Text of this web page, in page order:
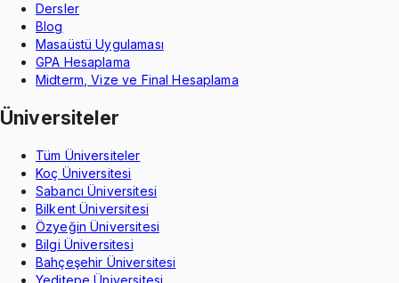
Dersler
Blog
Masaüstü Uygulaması
GPA Hesaplama
Midterm, Vize ve Final Hesaplama
Üniversiteler
Tüm Üniversiteler
Koç Üniversitesi
Sabancı Üniversitesi
Bilkent Üniversitesi
Özyeğin Üniversitesi
Bilgi Üniversitesi
Bahçeşehir Üniversitesi